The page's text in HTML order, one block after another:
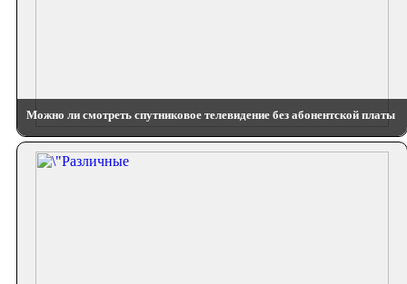
Можно ли смотреть спутниковое телевидение без абонентской платы